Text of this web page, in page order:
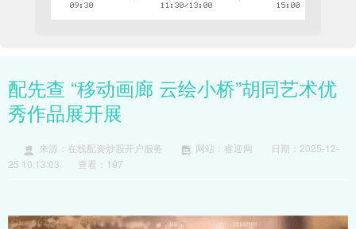
配先查 “移动画廊 云绘小桥”胡同艺术优
秀作品展开展
来源：在线配资炒股开户服务 网站：睿迎网
日期：2025-12-
25 10:13:03
查看：197